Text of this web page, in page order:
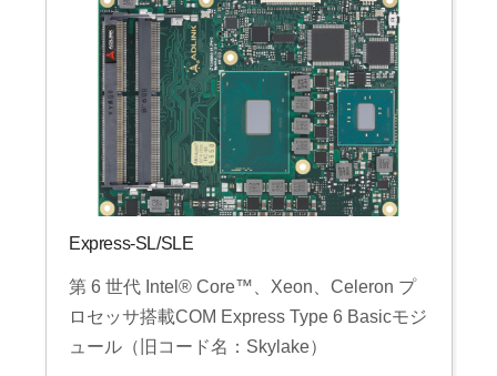
Express-SL/SLE
第 6 世代 Intel® Core™、Xeon、Celeron プ
ロセッサ搭載COM Express Type 6 Basicモジ
ュール（旧コード名：Skylake）